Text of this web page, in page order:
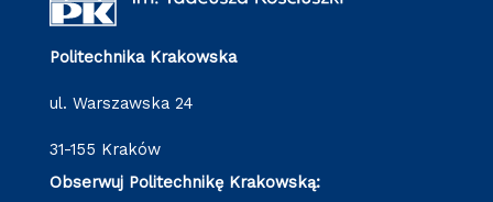
Politechnika Krakowska
ul. Warszawska 24
31-155 Kraków
Obserwuj Politechnikę Krakowską: